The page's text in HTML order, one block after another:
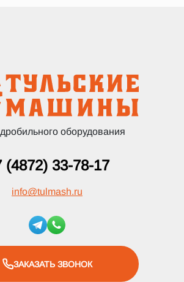
оборудования
(4872) 33-78-17
info@tulmash.ru
ЗАКАЗАТЬ ЗВОНОК